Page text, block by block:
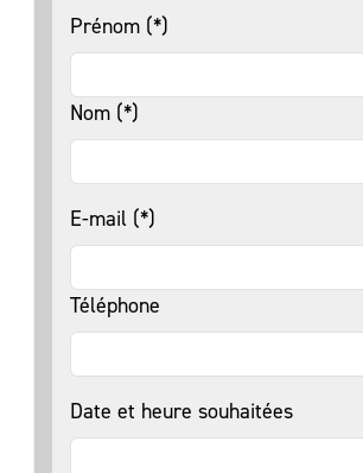
Prénom (*)
Nom (*)
E-mail (*)
Téléphone
Date et heure souhaitées